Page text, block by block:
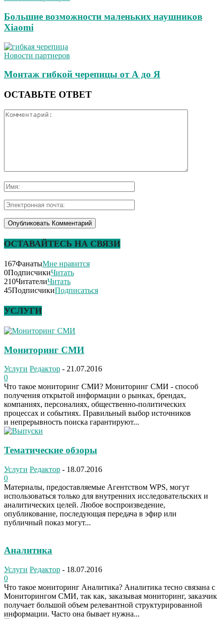
Большие возможности маленьких наушников
Xiaomi
Новости партнеров
Монтаж гибкой черепицы от А до Я
ОСТАВЬТЕ ОТВЕТ
ОСТАВАЙТЕСЬ НА СВЯЗИ
167ФанатыМне нравится
0ПодписчикиЧитать
210ЧитателиЧитать
45ПодписчикиПодписаться
УСЛУГИ
Мониторинг СМИ
Услуги Редактор - 21.07.2016
0
Что такое мониторинг СМИ? Мониторинг СМИ - способ
получения открытой информации о рынках, брендах,
компаниях, персоналиях, общественно-политических
процессах и событиях. Правильный выбор источников
и непрерывность поиска гарантируют...
Тематические обзоры
Услуги Редактор - 18.07.2016
0
Материалы, предоставляемые Агентством WPS, могут
использоваться только для внутренних исследовательских и
аналитических целей. Любое воспроизведение,
опубликование, последующая передача в эфир или
публичный показ могут...
Аналитика
Услуги Редактор - 18.07.2016
0
Что такое мониторинг Аналитика? Аналитика тесно связана с
Мониторингом СМИ, так как, заказывая мониторинг, заказчик
получает большой объем релевантной структурированной
информации. Часто она бывает нужна...